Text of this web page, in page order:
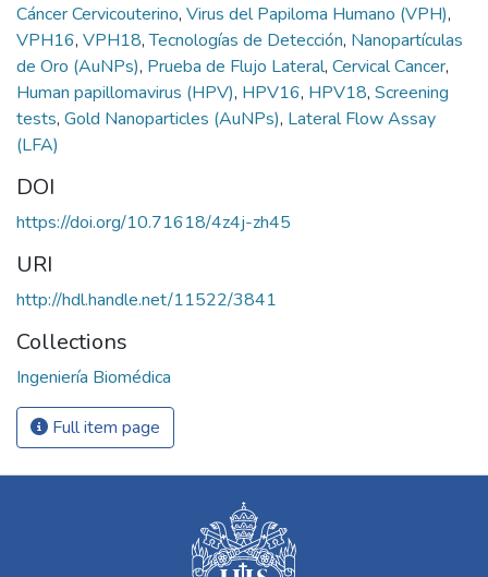
Cáncer Cervicouterino, Virus del Papiloma Humano (VPH),
VPH16, VPH18,Tecnologías de Detección, Nanopartículas
de Oro (AuNPs), Prueba de Flujo Lateral, Cervical Cancer,
Human papillomavirus (HPV), HPV16, HPV18, Screening
tests, Gold Nanoparticles (AuNPs), Lateral Flow Assay
(LFA)
DOI
https://doi.org/10.71618/4z4j-zh45
URI
http://hdl.handle.net/11522/3841
Collections
Ingeniería Biomédica
Full item page